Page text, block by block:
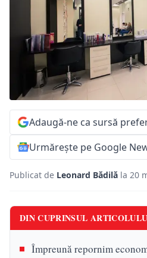
Adaugă-ne ca sursă
Urmărește pe Google
Publicat de Leonard Bădilă la 20
DIN CUPRINSUL
Împreună repornim